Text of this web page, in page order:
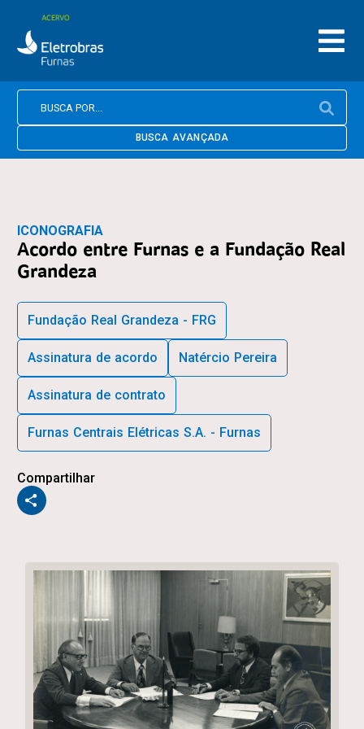
BUSCA AVANÇADA
ICONOGRAFIA
Acordo entre Furnas e a Fundação Real
Grandeza
Fundação Real Grandeza - FRG
Assinatura de acordo Natércio Pereira
Assinatura de contrato
Furnas Centrais Elétricas S.A. - Furnas
Compartilhar